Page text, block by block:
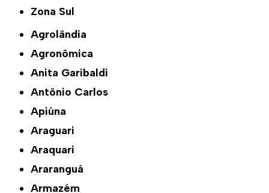
Zona Sul
Agrolândia
Agronômica
Anita Garibaldi
Antônio Carlos
Apiúna
Araguari
Araquari
Araranguá
Armazém